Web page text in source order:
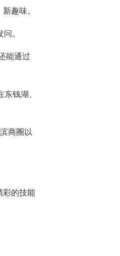
趣味。
。
能通过
钱湖、
商圈以
彩的技能